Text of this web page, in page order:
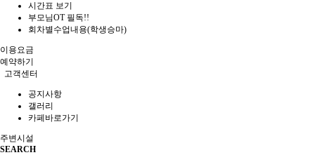
시간표 보기
부모님OT 필독!!
회차별수업내용(학생승마)
이용요금
예약하기
고객센터
공지사항
갤러리
카페바로가기
주변시설
SEARCH